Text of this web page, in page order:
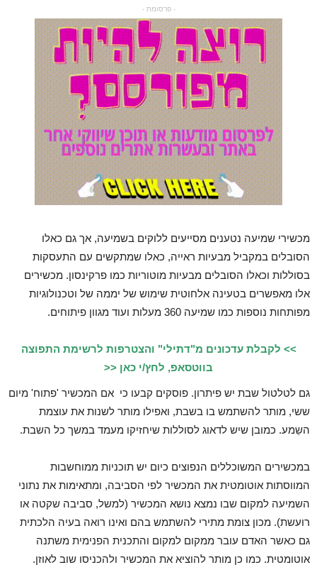
- פרסומת -
מכשירי שמיעה נטענים מסייעים ללוקים בשמיעה, אך גם כאלו
הסובלים במקביל מבעיות ראייה, כאלו שמתקשים עם התעסקות
בסוללות וכאלו הסובלים מבעיות מוטוריות כמו פרקינסון. מכשירים
אלו מאפשרים בטעינה אלחוטית שימוש של יממה של וטכנולוגיות
מפותחות נוספות כמו שמיעה 360 מעלות ועוד מגוון פיתוחים.
>> לקבלת עדכונים מ"דתילי" והצטרפות לרשימת התפוצה
בווטסאפ, לחץ/י כאן <<
גם לטלטול שבת יש פיתרון. פוסקים קבעו כי אם המכשיר 'פתוח' מיום
ששי, מותר להשתמש בו בשבת, ואפילו מותר לשנות את עוצמת
השֵמע. כמובן שיש לדאוג לסוללות שיחזיקו מעמד במשך כל השבת.
במכשירים המשוכללים הנפוצים כיום יש תוכניות ממוחשבות
המווסתות אוטומטית את המכשיר לפי הסביבה, ומתאימות את נתוני
השמיעה למקום שבו נמצא נושא המכשיר (למשל, סביבה שקטה או
רועשת). מכון צומת מתירי להשתמש בהם ואינו רואה בעיה הלכתית
גם כאשר האדם עובר ממקום למקום והתכנית הפנימית משתנה
אוטומטית. כמו כן מותר להוציא את המכשיר ולהכניסו שוב לאוזן.